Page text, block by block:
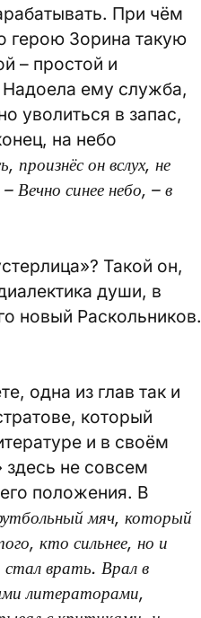
При чём
герою Зорина такую
– простой и
ему служба,
уволиться в запас,
на небо
произнёс он вслух, не
Вечно синее небо, – в
Такой он,
души, в
новый Раскольников.
одна из глав так и
который
и в своём
здесь не совсем
положения. В
мяч, который
кто сильнее, но и
стал врать. Врал в
литераторами,